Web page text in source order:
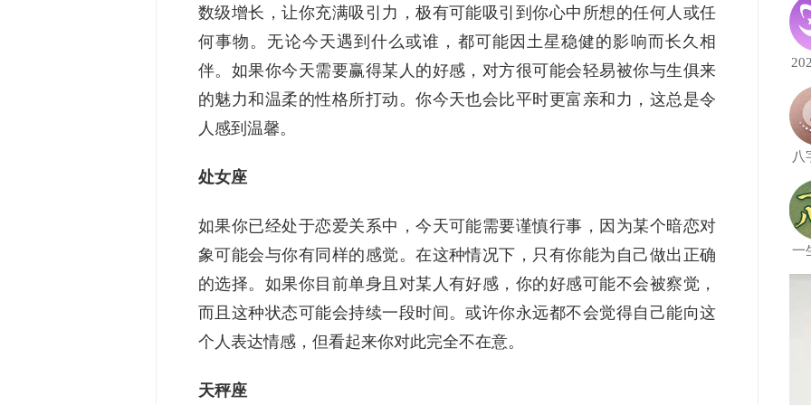
数级增长，让你充满吸引力，极有可能吸引到你心中所想的任何人或任
何事物。无论今天遇到什么或谁，都可能因土星稳健的影响而长久相
伴。如果你今天需要赢得某人的好感，对方很可能会轻易被你与生俱来
的魅力和温柔的性格所打动。你今天也会比平时更富亲和力，这总是令
人感到温馨。
处女座
如果你已经处于恋爱关系中，今天可能需要谨慎行事，因为某个暗恋对
象可能会与你有同样的感觉。在这种情况下，只有你能为自己做出正确
的选择。如果你目前单身且对某人有好感，你的好感可能不会被察觉，
而且这种状态可能会持续一段时间。或许你永远都不会觉得自己能向这
个人表达情感，但看起来你对此完全不在意。
天秤座
八
一